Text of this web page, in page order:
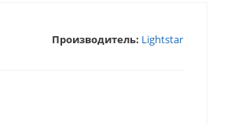
Производитель: Lightstar